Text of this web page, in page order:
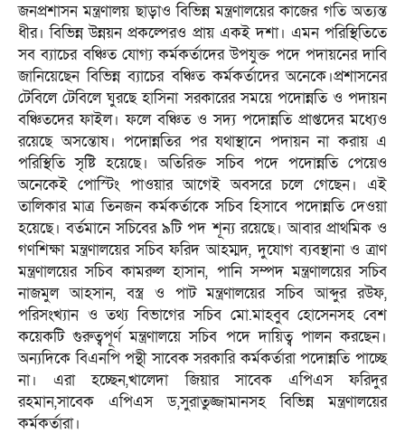
জনপ্রশাসন মন্ত্রণালয় ছাড়াও বিভিন্ন মন্ত্রণালয়ের কাজের গতি অত্যন্ত
ধীর। বিভিন্ন উন্নয়ন প্রকল্পেরও প্রায় একই দশা। এমন পরিস্থিতিতে
সব ব্যাচের বঞ্চিত যোগ্য কর্মকর্তাদের উপযুক্ত পদে পদায়নের দাবি
জানিয়েছেন বিভিন্ন ব্যাচের বঞ্চিত কর্মকর্তাদের অনেকে।প্রশাসনের
টেবিলে টেবিলে ঘুরছে হাসিনা সরকারের সময়ে পদোন্নতি ও পদায়ন
বঞ্চিতদের ফাইল। ফলে বঞ্চিত ও সদ্য পদোন্নতি প্রাপ্তদের মধ্যেও
রয়েছে অসন্তোষ। পদোন্নতির পর যথাস্থানে পদায়ন না করায় এ
পরিস্থিতি সৃষ্টি হয়েছে। অতিরিক্ত সচিব পদে পদোন্নতি পেয়েও
অনেকেই পোস্টিং পাওয়ার আগেই অবসরে চলে গেছেন। এই
তালিকার মাত্র তিনজন কর্মকর্তাকে সচিব হিসাবে পদোন্নতি দেওয়া
হয়েছে। বর্তমানে সচিবের ৯টি পদ শূন্য রয়েছে। আবার প্রাথমিক ও
গণশিক্ষা মন্ত্রণালয়ের সচিব ফরিদ আহম্মদ, দুযোগ ব্যবস্থানা ও ত্রাণ
মন্ত্রণালয়ের সচিব কামরুল হাসান, পানি সম্পদ মন্ত্রণালয়ের সচিব
নাজমুল আহসান, বস্ত্র ও পাট মন্ত্রণালয়ের সচিব আব্দুর রউফ,
পরিসংখ্যান ও তথ্য বিভাগের সচিব মো.মাহবুব হোসেনসহ বেশ
কয়েকটি গুরুত্বপূর্ণ মন্ত্রণালয়ে সচিব পদে দায়িত্ব পালন করছেন।
অন্যদিকে বিএনপি পন্থী সাবেক সরকারি কর্মকর্তারা পদোন্নতি পাচ্ছে
না। এরা হচ্ছেন,খালেদা জিয়ার সাবেক এপিএস ফরিদুর
রহমান,সাবেক এপিএস ড,সুরাতুজ্জামানসহ বিভিন্ন মন্ত্রণালয়ের
কর্মকর্তারা।